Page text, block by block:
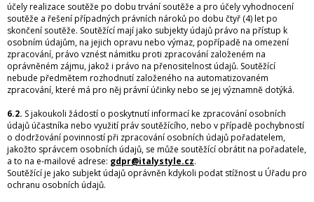
účely realizace soutěže po dobu trvání soutěže a pro účely vyhodnocení
soutěže a řešení případných právních nároků po dobu čtyř (4) let po
skončení soutěže. Soutěžící mají jako subjekty údajů právo na přístup k
osobním údajům, na jejich opravu nebo výmaz, popřípadě na omezení
zpracování, právo vznést námitku proti zpracování založeném na
oprávněném zájmu, jakož i právo na přenositelnost údajů. Soutěžící
nebude předmětem rozhodnutí založeného na automatizovaném
zpracování, které má pro něj právní účinky nebo se jej významně dotýká.
6.2. S jakoukoli žádostí o poskytnutí informací ke zpracování osobních
údajů účastníka nebo využití práv soutěžícího, nebo v případě pochybností
o dodržování povinností při zpracování osobních údajů pořadatelem,
jakožto správcem osobních údajů, se může soutěžící obrátit na pořadatele,
a to na e-mailové adrese: gdpr@italystyle.cz.
Soutěžící je jako subjekt údajů oprávněn kdykoli podat stížnost u Úřadu pro
ochranu osobních údajů.